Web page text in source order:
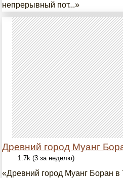
непрерывный пот...»
Древний город Муанг
1.7k (3 за неделю)
«Древний город Муанг Боран в